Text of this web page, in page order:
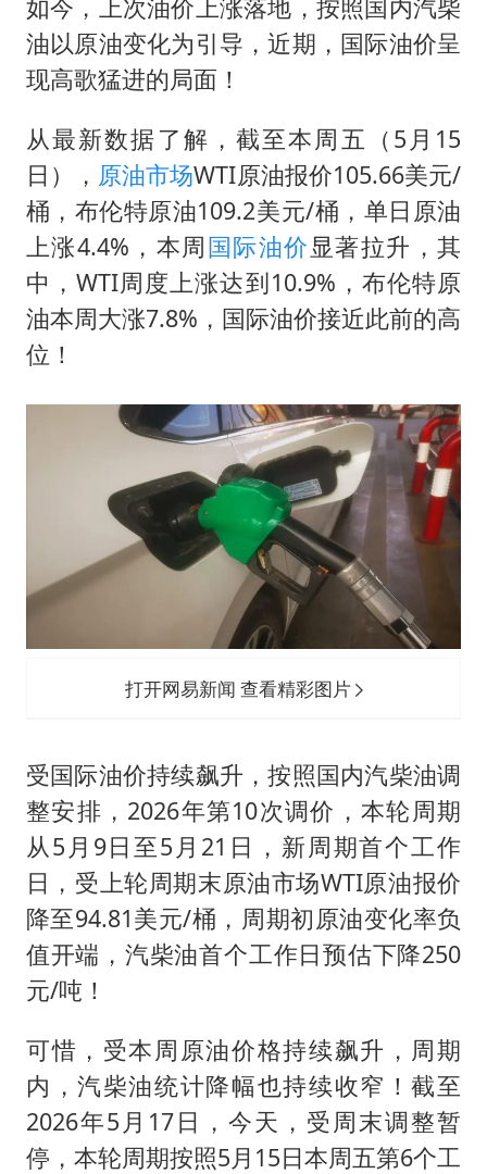
如今，上次油价上涨落地，按照国内汽柴
油以原油变化为引导，近期，国际油价呈
现高歌猛进的局面！
从最新数据了解，截至本周五（5月15
日）， 原油市场WTI原油报价105.66美元/
桶，布伦特原油109.2美元/桶，单日原油
上涨4.4%，本周国际油价显著拉升，其
中，WTI周度上涨达到10.9%，布伦特原
油本周大涨7.8%，国际油价接近此前的高
位！
打开网易新闻 查看精彩图片
受国际油价持续飙升，按照国内汽柴油调
整安排，2026年第10次调价，本轮周期
从5月9日至5月21日，新周期首个工作
日，受上轮周期末原油市场WTI原油报价
降至94.81美元/桶，周期初原油变化率负
值开端，汽柴油首个工作日预估下降250
元/吨！
可惜，受本周原油价格持续飙升，周期
内，汽柴油统计降幅也持续收窄！截至
2026年5月17日，今天，受周末调整暂
停，本轮周期按照5月15日本周五第6个工